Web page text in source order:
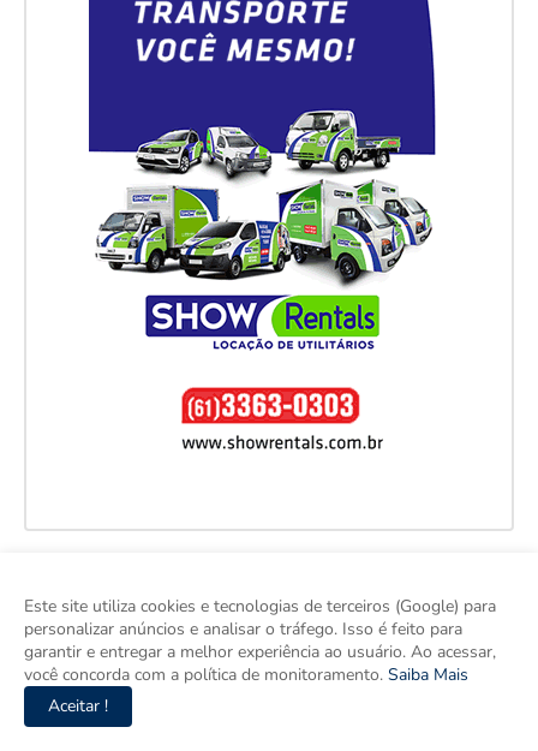
Este site utiliza cookies e tecnologias de terceiros (Google) para
personalizar anúncios e analisar o tráfego. Isso é feito para
garantir e entregar a melhor experiência ao usuário. Ao acessar,
você concorda com a política de monitoramento. Saiba Mais
Aceitar !